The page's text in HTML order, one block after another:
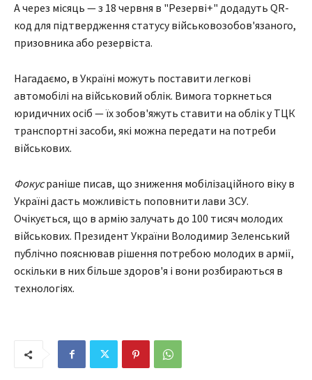
А через місяць — з 18 червня в "Резерві+" додадуть QR-
код для підтвердження статусу військовозобов'язаного,
призовника або резервіста.
Нагадаємо, в Україні можуть поставити легкові
автомобілі на військовий облік. Вимога торкнеться
юридичних осіб — їх зобов'яжуть ставити на облік у ТЦК
транспортні засоби, які можна передати на потреби
військових.
Фокусраніше писав, що зниження мобілізаційного віку в
Україні дасть можливість поповнити лави ЗСУ.
Очікується, що в армію залучать до 100 тисяч молодих
військових. Президент України Володимир Зеленський
публічно пояснював рішення потребою молодих в армії,
оскільки в них більше здоров'я і вони розбираються в
технологіях.